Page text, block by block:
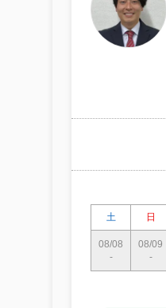
土 日
08/08
-
08/09
-